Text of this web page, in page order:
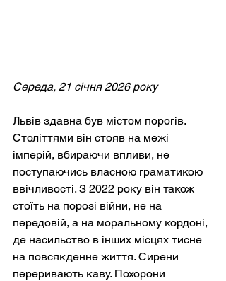
Середа, 21 січня 2026 року
Львів здавна був містом порогів.
Століттями він стояв на межі
імперій, вбираючи впливи, не
поступаючись власною граматикою
ввічливості. З 2022 року він також
стоїть на порозі війни, не на
передовій, а на моральному кордоні,
де насильство в інших місцях тисне
на повсякденне життя. Сирени
переривають каву. Похорони